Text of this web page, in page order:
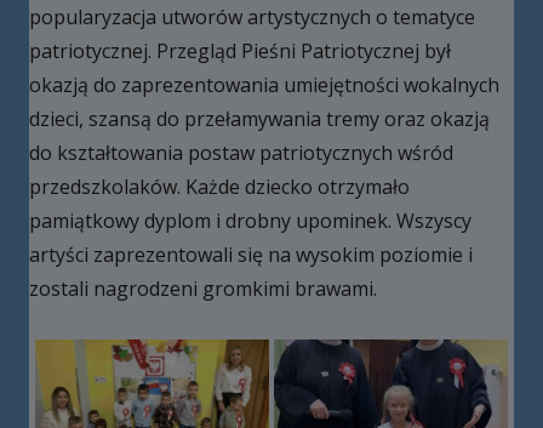
popularyzacja utworów artystycznych o tematyce
patriotycznej. Przegląd Pieśni Patriotycznej był
okazją do zaprezentowania umiejętności wokalnych
dzieci, szansą do przełamywania tremy oraz okazją
do kształtowania postaw patriotycznych wśród
przedszkolaków. Każde dziecko otrzymało
pamiątkowy dyplom i drobny upominek. Wszyscy
artyści zaprezentowali się na wysokim poziomie i
zostali nagrodzeni gromkimi brawami.